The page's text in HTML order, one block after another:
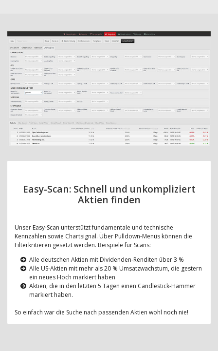
Easy-Scan: Schnell und unkompliziert
Aktien finden
Unser Easy-Scan unterstützt fundamentale und technische
Kennzahlen sowie Chartsignal. Über Pulldown-Menüs können die
Filterkritieren gesetzt werden. Beispiele für Scans:
Alle deutschen Aktien mit Dividenden-Renditen über 3 %
Alle US-Aktien mit mehr als 20 % Umsatzwachstum, die gestern
ein neues Hoch markiert haben
Aktien, die in den letzten 5 Tagen einen Candlestick-Hammer
markiert haben.
So einfach war die Suche nach passenden Aktien wohl noch nie!